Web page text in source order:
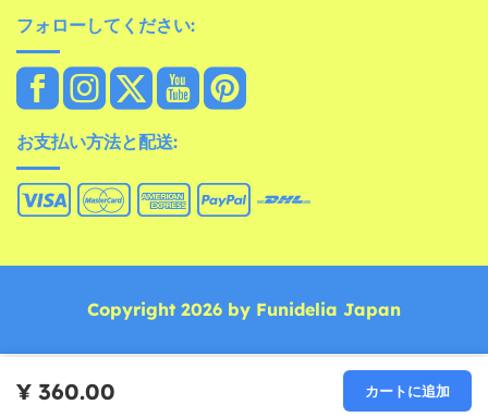
¥ 360.00 カートに追加
フォローしてください:
お支払い方法と配送:
Copyright 2026 by Funidelia Japan